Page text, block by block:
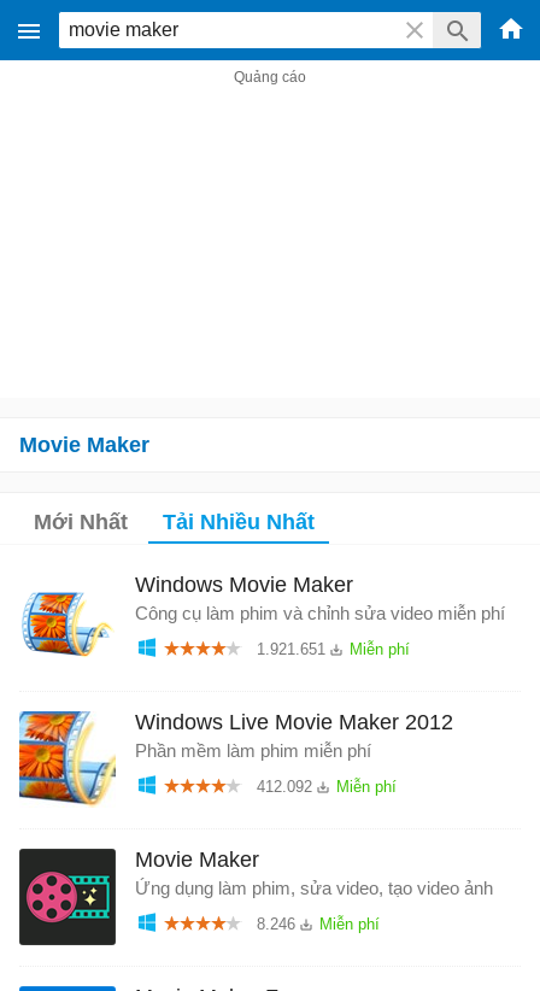
Movie Maker
Mới Nhất Tải Nhiều Nhất
Windows Movie Maker
Công cụ làm phim và chỉnh sửa video miễn phí
1.921.651
Windows Live Movie Maker 2012
Phần mềm làm phim miễn phí
412.092
Movie Maker
Ứng dụng làm phim, sửa video, tạo video ảnh
8.246